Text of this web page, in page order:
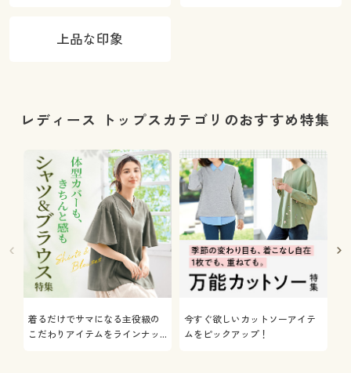
上品な印象
レディース トップスカテゴリのおすすめ特集
着るだけでサマになる主役級の
こだわりアイテムをラインナッ
今すぐ欲しいカットソーアイテ
ムをピックアップ！